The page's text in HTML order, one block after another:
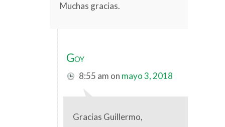
Muchas gracias.
Goy
8:55 am on mayo 3, 2018
Gracias Guillermo,